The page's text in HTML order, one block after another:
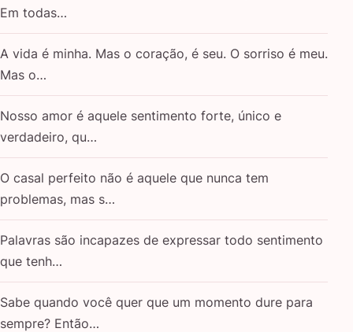
Em todas…
A vida é minha. Mas o coração, é seu. O sorriso é meu.
Mas o…
Nosso amor é aquele sentimento forte, único e
verdadeiro, qu…
O casal perfeito não é aquele que nunca tem
problemas, mas s…
Palavras são incapazes de expressar todo sentimento
que tenh…
Sabe quando você quer que um momento dure para
sempre? Então…